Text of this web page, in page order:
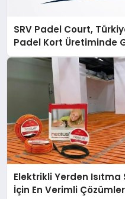
SRV Padel Court,
Padel Kort Üretiminde
Elektrikli Yerden
İçin En Verimli Çözümler